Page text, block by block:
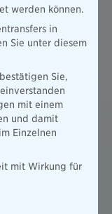
und
Art 3-5 OffVO
werden können.
in
Sie unter diesem
Sie,
mit einem
und damit
Einzelnen
mit Wirkung für